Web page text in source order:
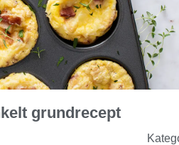
grundrecept